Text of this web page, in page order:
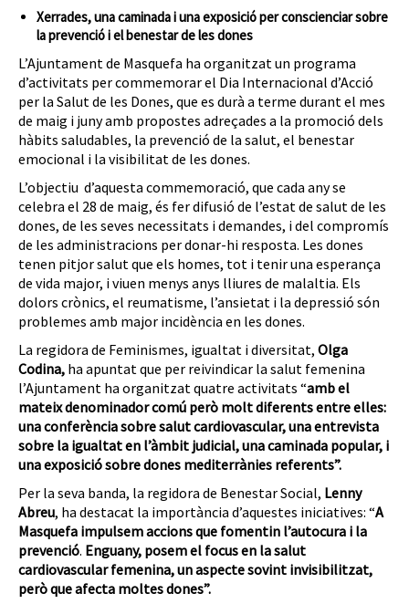
Xerrades, una caminada i una exposició per conscienciar sobre
la prevenció i el benestar de les dones
L’Ajuntament de Masquefa ha organitzat un programa
d’activitats per commemorar el Dia Internacional d’Acció
per la Salut de les Dones, que es durà a terme durant el mes
de maig i juny amb propostes adreçades a la promoció dels
hàbits saludables, la prevenció de la salut, el benestar
emocional i la visibilitat de les dones.
L’objectiu d’aquesta commemoració, que cada any se
celebra el 28 de maig, és fer difusió de l’estat de salut de les
dones, de les seves necessitats i demandes, i del compromís
de les administracions per donar-hi resposta. Les dones
tenen pitjor salut que els homes, tot i tenir una esperança
de vida major, i viuen menys anys lliures de malaltia. Els
dolors crònics, el reumatisme, l’ansietat i la depressió són
problemes amb major incidència en les dones.
La regidora de Feminismes, igualtat i diversitat, Olga
Codina, ha apuntat que per reivindicar la salut femenina
l’Ajuntament ha organitzat quatre activitats “amb el
mateix denominador comú però molt diferents entre elles:
una conferència sobre salut cardiovascular, una entrevista
sobre la igualtat en l’àmbit judicial, una caminada popular, i
una exposició sobre dones mediterrànies referents”.
Per la seva banda, la regidora de Benestar Social, Lenny
Abreu, ha destacat la importància d’aquestes iniciatives: “A
Masquefa impulsem accions que fomentin l’autocura i la
prevenció. Enguany, posem el focus en la salut
cardiovascular femenina, un aspecte sovint invisibilitzat,
però que afecta moltes dones”.